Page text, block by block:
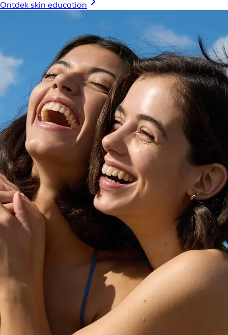
Ontdek skin education